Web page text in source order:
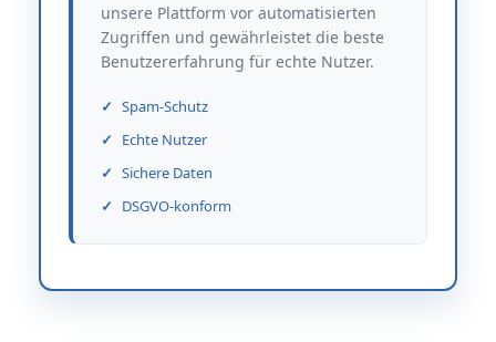
unsere Plattform vor automatisierten
Zugriffen und gewährleistet die beste
Benutzererfahrung für echte Nutzer.
Spam-Schutz
Echte Nutzer
Sichere Daten
DSGVO-konform